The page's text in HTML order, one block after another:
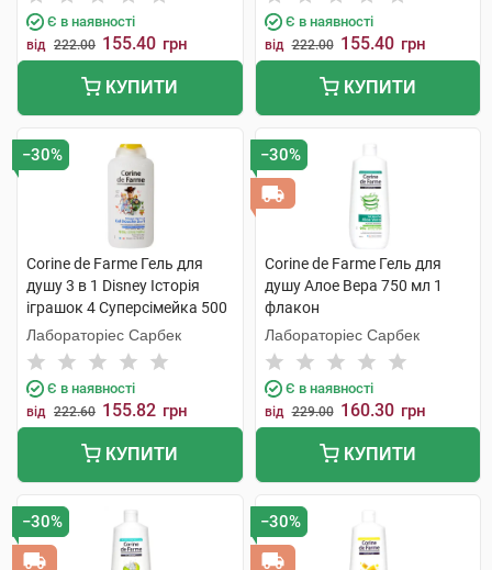
Є в наявності
від 222.00 155.40 грн
КУПИТИ
Є в наявності
від 222.00 155.40 грн
КУПИТИ
−30%
Corine de Farme Гель для
душу 3 в 1 Disney Історія
іграшок 4 Суперсімейка 500
мл 1 флакон
Лабораторіес Сарбек
Є в наявності
від 222.60 155.82 грн
КУПИТИ
−30%
Corine de Farme Гель для
душу Алое Вера 750 мл 1
флакон
Лабораторіес Сарбек
Є в наявності
від 229.00 160.30 грн
КУПИТИ
−30% −30%